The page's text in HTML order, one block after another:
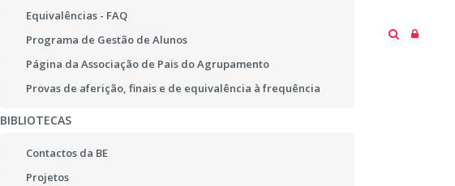
Equivalências - FAQ
Programa de Gestão de Alunos
Página da Associação de Pais do Agrupamento
Provas de aferição, finais e de equivalência à frequência
BIBLIOTECAS
Contactos da BE
Projetos